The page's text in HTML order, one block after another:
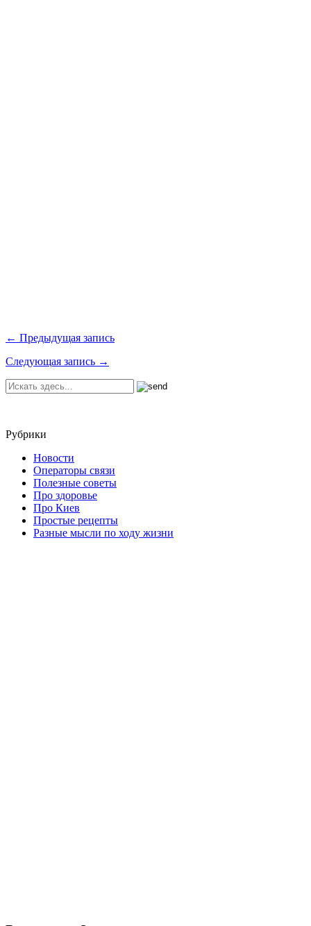
← Предыдущая запись
Следующая запись →
Рубрики
Новости
Операторы связи
Полезные советы
Про здоровье
Про Киев
Простые рецепты
Разные мысли по ходу жизни